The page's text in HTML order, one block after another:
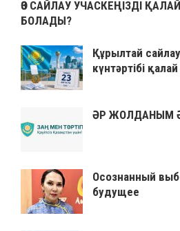
ӨЗ САЙЛАУ УЧАСКЕҢІЗДІ
БОЛАДЫ?
Құрылтай
күнтәртібі
ӘР ЖОЛДАНЫМ
Осознанный
будущее